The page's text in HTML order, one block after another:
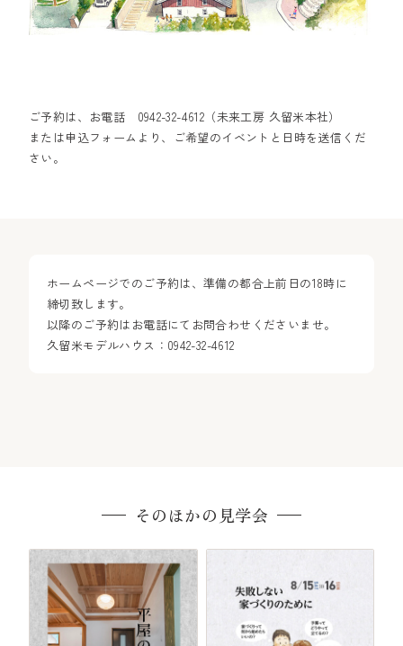
ご予約は、お電話 0942-32-4612（未来工房 久留米本社）
または申込フォームより、ご希望のイベントと日時を送信くだ
さい。
ホームページでのご予約は、準備の都合上前日の18時に
締切致します。
以降のご予約はお電話にてお問合わせくださいませ。
久留米モデルハウス：0942-32-4612
そのほかの見学会